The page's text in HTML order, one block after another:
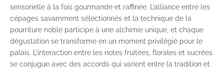
sensorielle à la fois gourmande et raffinée. L’alliance entre les
cépages savamment sélectionnés et la technique de la
pourriture noble participe à une alchimie unique, et chaque
dégustation se transforme en un moment privilégié pour le
palais. L’interaction entre les notes fruitées, florales et sucrées
se conjugue avec des accords qui varient entre la tradition et